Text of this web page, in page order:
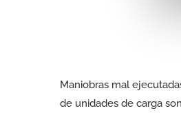
Maniobras mal
de unidades de carga